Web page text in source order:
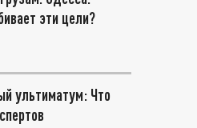
эти цели?
ультиматум: Что